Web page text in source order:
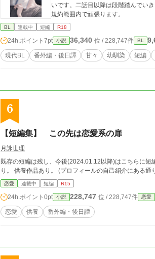
いです。二話目以降は段階踏んでい
規約範囲内で頑張ります。
BL 連載中 短編 R18
24h.ポイント 7pt 小説 36,340 位 / 228,747件 BL
現代BL 番外編・後日譚 甘々 幼馴染 短編
6
【短編集】 この先は恋愛系の扉
月詠世理
既存の短編は残し、今後(2024.01.12以降)はこちらに
り。 供養作品あり。 (プロフィールの自己紹
恋愛 連載中 短編 R15
24h.ポイント 0pt 小説 228,747 位 / 228,747件 恋愛
恋愛 供養 番外編・後日譚